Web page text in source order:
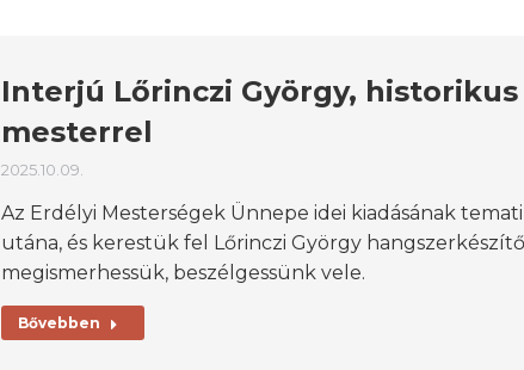
Interjú Lőrinczi György,
mesterrel
2025.10.09.
Az Erdélyi Mesterségek Ünnepe idei kiadásának
utána, és kerestük fel Lőrinczi György
megismerhessük, beszélgessünk vele.
Bővebben